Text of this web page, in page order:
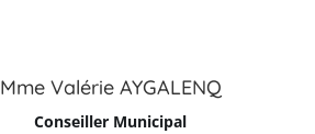
Mme Valérie AYGALENQ
Conseiller Municipal